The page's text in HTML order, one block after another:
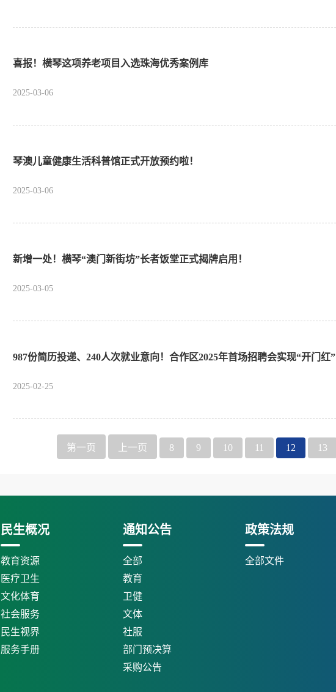
喜报！横琴这项养老项目入选珠海优秀案例库
2025-03-06
琴澳儿童健康生活科普馆正式开放预约啦！
2025-03-06
新增一处！横琴“澳门新街坊”长者饭堂正式揭牌启用！
2025-03-05
987份简历投递、240人次就业意向！合作区2025年首场招聘会实现“开门红”
2025-02-25
第一页 上一页 8 9 10 11 12 13
民生概况
教育资源
医疗卫生
文化体育
社会服务
民生视界
服务手册
通知公告
全部
教育
卫健
文体
社服
部门预决算
采购公告
政策法规
全部文件